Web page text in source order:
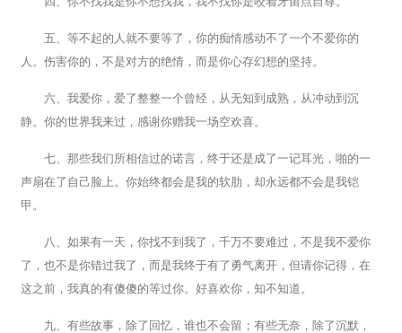
五、等不起的人就不要等了，你的痴情感动不了一个不爱你的
人。伤害你的，不是对方的绝情，而是你心存幻想的坚持。
六、我爱你，爱了整整一个曾经，从无知到成熟，从冲动到沉
静。你的世界我来过，感谢你赠我一场空欢喜。
七、那些我们所相信过的诺言，终于还是成了一记耳光，啪的一
声扇在了自己脸上。你始终都会是我的软肋，却永远都不会是我铠
甲。
八、如果有一天，你找不到我了，千万不要难过，不是我不爱你
了，也不是你错过我了，而是我终于有了勇气离开，但请你记得，在
这之前，我真的有傻傻的等过你。好喜欢你，知不知道。
九、有些故事，除了回忆，谁也不会留；有些无奈，除了沉默，